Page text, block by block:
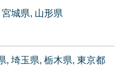
宮城県 山形県
埼玉県 栃木県 東京都